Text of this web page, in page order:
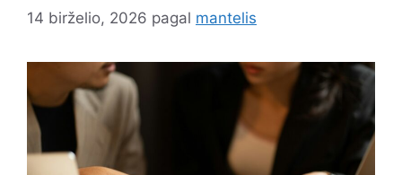
14 birželio, 2026 pagal mantelis